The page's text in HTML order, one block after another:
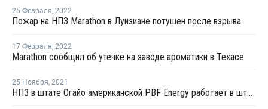
25 Февраля, 2022
Пожар на НПЗ Marathon в Луизиане потушен после взрыва
17 Февраля, 2022
Marathon сообщил об утечке на заводе ароматики в Техасе
25 Ноября, 2021
НПЗ в штате Огайо американской PBF Energy работает в штатном режиме, несмотря на пожар